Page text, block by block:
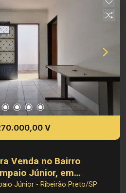
reservo o direito de alterar
referente aos valores,
de meus imóveis, sem
V
Venda no Bairro
Júnior, em
Júnior - Ribeirão Preto/SP